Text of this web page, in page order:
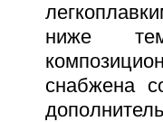
ниже
снабжена